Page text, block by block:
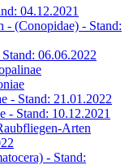
04.12.2021
(Conopidae) - Stand:
06.06.2022
- Stand: 21.01.2022
- Stand: 10.12.2021
Arten
- Stand: